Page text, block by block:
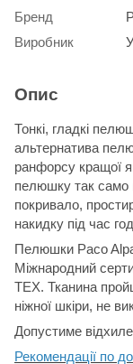
Бренд
Виробник
Опис
Тонкі, гладкі
альтернатива
ранфорсу кращої
пелюшку так само
покривало,
накидку під час
Пелюшки Paco
Міжнародний
TEX. Тканина
ніжної шкіри, не
Допустиме
Рекомендації по